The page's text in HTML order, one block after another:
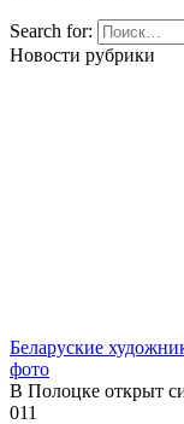
Search for:
Новости рубрики
Беларуские
фото
В Полоцке открыт
011